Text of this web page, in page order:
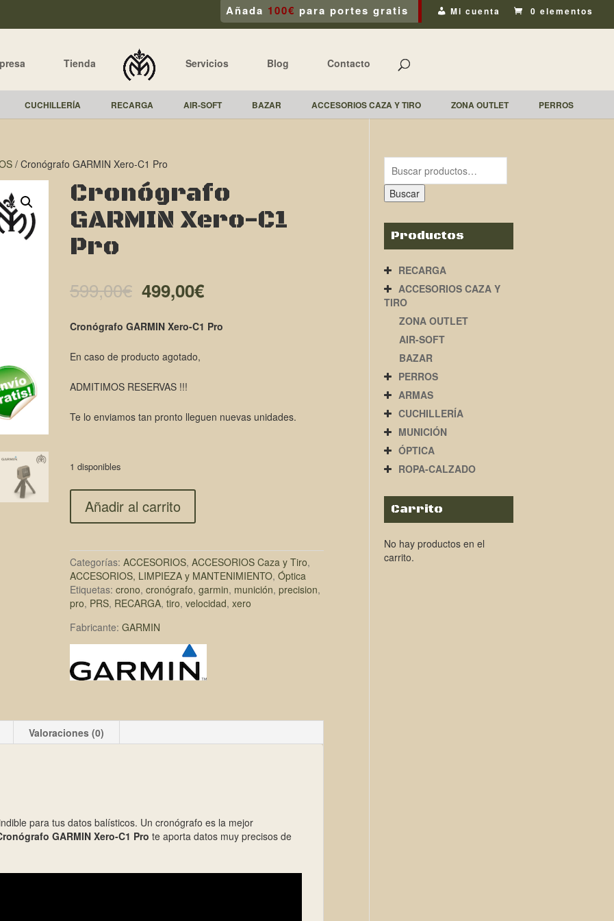
Añada 100€ para portes gratis Mi cuenta 0 elementos
Tienda Servicios Blog Contacto
CUCHILLERÍA RECARGA AIR-SOFT BAZAR ACCESORIOS CAZA Y TIRO ZONA OUTLET PERROS
/ Cronógrafo GARMIN Xero-C1 Pro
Cronógrafo
GARMIN Xero-C1
Pro
599,00€ El
era:
599,00€.
499,00€El
Cronógrafo GARMIN Xero-C1 Pro
En caso de producto agotado,
ADMITIMOS RESERVAS !!!
Te lo enviamos tan pronto lleguen nuevas unidades.
1 disponibles
Añadir al carrito
Categorías: ACCESORIOS, ACCESORIOS Caza y Tiro,
ACCESORIOS, LIMPIEZA y MANTENIMIENTO, Óptica
Etiquetas: crono, cronógrafo, garmin, munición, precision,
pro, PRS, RECARGA, tiro, velocidad, xero
Fabricante: GARMIN
Valoraciones (0)
para tus datos balísticos. Un cronógrafo es la mejor
GARMIN Xero-C1 Pro te aporta datos muy precisos de
Buscar
Productos
RECARGA
ACCESORIOS CAZA Y
TIRO
ZONA OUTLET
AIR-SOFT
BAZAR
PERROS
ARMAS
CUCHILLERÍA
MUNICIÓN
ÓPTICA
ROPA-CALZADO
Carrito
No hay productos en el
carrito.